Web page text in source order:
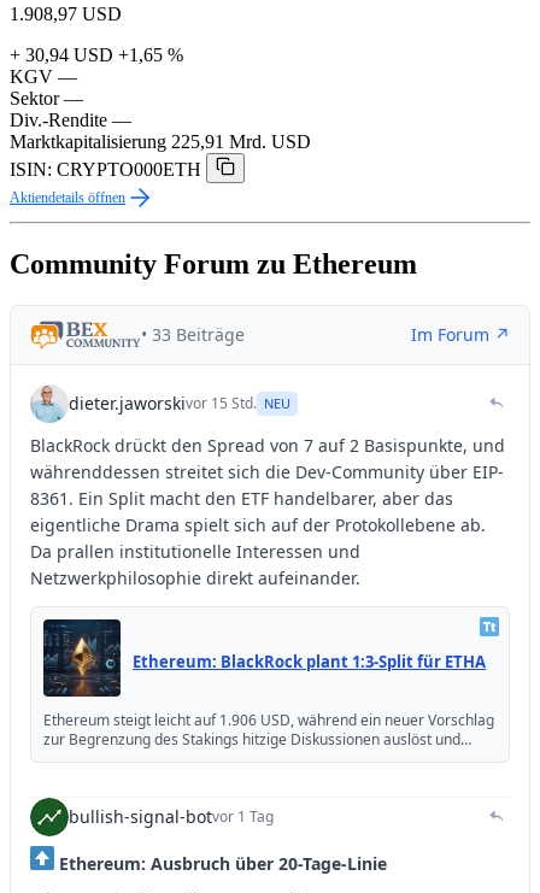
1.908,97 USD
+ 30,94 USD +1,65 %
KGV —
Sektor —
Div.-Rendite —
Marktkapitalisierung 225,91 Mrd. USD
ISIN: CRYPTO000ETH
Aktiendetails öffnen
Community Forum zu Ethereum